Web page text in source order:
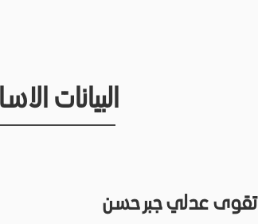
البيانات
تقوى عدلي جبر حسن